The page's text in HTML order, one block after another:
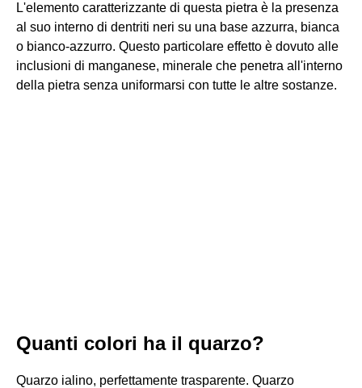
L'elemento caratterizzante di questa pietra è la presenza
al suo interno di dentriti neri su una base azzurra, bianca
o bianco-azzurro. Questo particolare effetto è dovuto alle
inclusioni di manganese, minerale che penetra all'interno
della pietra senza uniformarsi con tutte le altre sostanze.
Quanti colori ha il quarzo?
Quarzo ialino, perfettamente trasparente. Quarzo